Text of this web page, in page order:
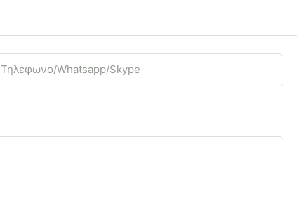
Τηλέφωνο/Whatsapp/Skype